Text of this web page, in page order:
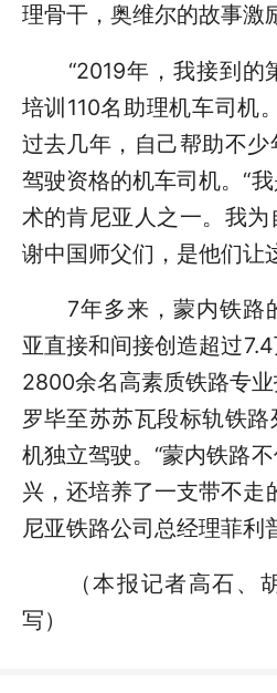
理骨干，奥维尔的故事激
“2019年，我接到的
培训110名助理机车司机
过去几年，自己帮助不
驾驶资格的机车司机。“
术的肯尼亚人之一。我
谢中国师父们，是他们让
7年多来，蒙内铁路
亚直接和间接创造超过
2800余名高素质铁路专
罗毕至苏苏瓦段标轨铁
机独立驾驶。“蒙内铁路
兴，还培养了一支带不走
尼亚铁路公司总经理菲利
（本报记者高石、胡
写）